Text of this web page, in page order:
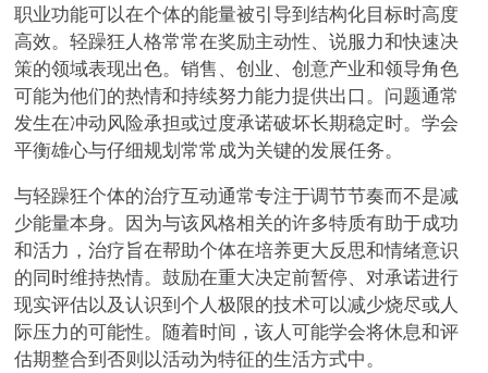
职业功能可以在个体的能量被引导到结构化目标时高度
高效。轻躁狂人格常常在奖励主动性、说服力和快速决
策的领域表现出色。销售、创业、创意产业和领导角色
可能为他们的热情和持续努力能力提供出口。问题通常
发生在冲动风险承担或过度承诺破坏长期稳定时。学会
平衡雄心与仔细规划常常成为关键的发展任务。
与轻躁狂个体的治疗互动通常专注于调节节奏而不是减
少能量本身。因为与该风格相关的许多特质有助于成功
和活力，治疗旨在帮助个体在培养更大反思和情绪意识
的同时维持热情。鼓励在重大决定前暂停、对承诺进行
现实评估以及认识到个人极限的技术可以减少烧尽或人
际压力的可能性。随着时间，该人可能学会将休息和评
估期整合到否则以活动为特征的生活方式中。